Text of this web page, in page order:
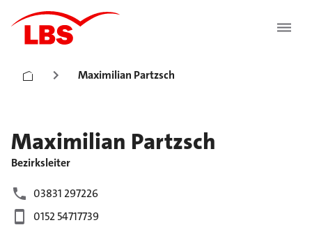
Maximilian Partzsch
Maximilian Partzsch
Bezirksleiter
03831 297226
0152 54717739